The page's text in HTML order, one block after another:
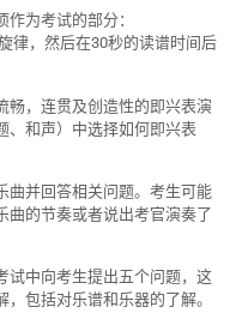
为考试的部分：
律，然后在30秒的读谱时间后
畅，连贯及创造性的即兴表演
、和声）中选择如何即兴表
曲并回答相关问题。考生可能
曲的节奏或者说出考官演奏了
试中向考生提出五个问题，这
包括对乐谱和乐器的了解。